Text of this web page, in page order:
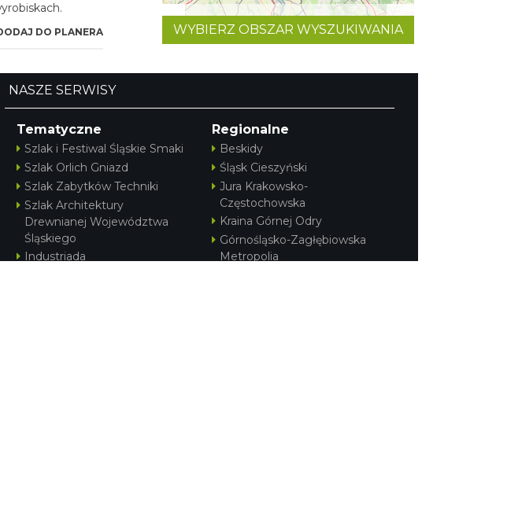
DO PLANERA WYBIERZ OBSZAR WYSZUKIWANIA
NASZE SERWISY
Tematyczne
Szlak i Festiwal Śląskie Smaki
Szlak Orlich Gniazd
Szlak Zabytków Techniki
Szlak Architektury
Drewnianej Województwa
Śląskiego
Industriada
Regionalne
Beskidy
Śląsk Cieszyński
Jura Krakowsko-
Częstochowska
Kraina Górnej Odry
Górnośląsko-Zagłębiowska
Metropolia